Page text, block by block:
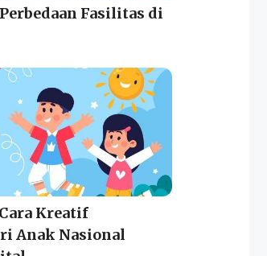
Fasilitas di
Kreatif
Anak Nasional